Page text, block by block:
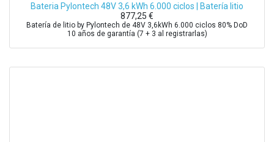
Bateria Pylontech 48V 3,6 kWh 6.000 ciclos | Batería litio
877,25 €
Batería de litio by Pylontech de 48V 3,6kWh 6.000 ciclos 80% DoD
10 años de garantía (7 + 3 al registrarlas)